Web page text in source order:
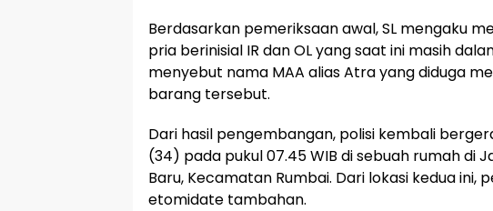
Berdasarkan pemeriksaan awal, SL mengaku
pria berinisial IR dan OL yang saat ini masih
menyebut nama MAA alias Atra yang diduga
barang tersebut.
Dari hasil pengembangan, polisi kembali
(34) pada pukul 07.45 WIB di sebuah rumah di
Baru, Kecamatan Rumbai. Dari lokasi kedua
etomidate tambahan.